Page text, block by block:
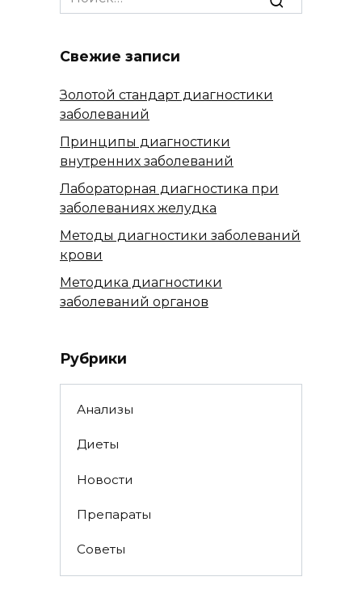
for:
Свежие записи
Золотой стандарт диагностики
заболеваний
Принципы диагностики
внутренних заболеваний
Лабораторная диагностика при
заболеваниях желудка
Методы диагностики заболеваний
крови
Методика диагностики
заболеваний органов
Рубрики
Анализы
Диеты
Новости
Препараты
Советы